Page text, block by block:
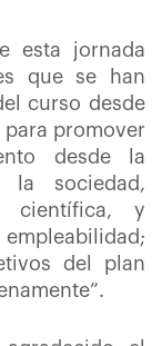
esta jornada
que se han
curso desde
promover
desde la
sociedad,
científica, y
del plan